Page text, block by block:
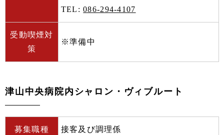
TEL:086-294-4107
受動喫煙対
策
※準備中
津山中央病院内シャロン・ヴィブルート
募集職種 接客及び調理係